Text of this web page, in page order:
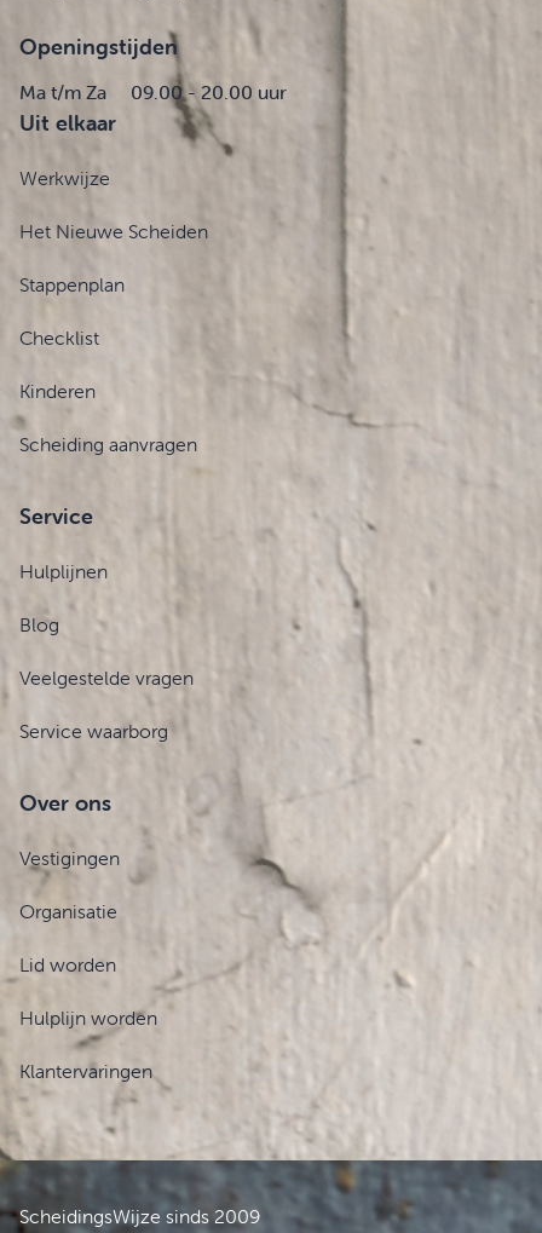
Openingstijden
Ma t/m Za 09.00 - 20.00 uur
Uit elkaar
Werkwijze
Het Nieuwe Scheiden
Stappenplan
Checklist
Kinderen
Scheiding aanvragen
Service
Hulplijnen
Blog
Veelgestelde vragen
Service waarborg
Over ons
Vestigingen
Organisatie
Lid worden
Hulplijn worden
Klantervaringen
ScheidingsWijze sinds 2009